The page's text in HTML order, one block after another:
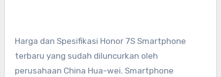
Harga dan Spesifikasi Honor 7S Smartphone
terbaru yang sudah diluncurkan oleh
perusahaan China Hua-wei. Smartphone